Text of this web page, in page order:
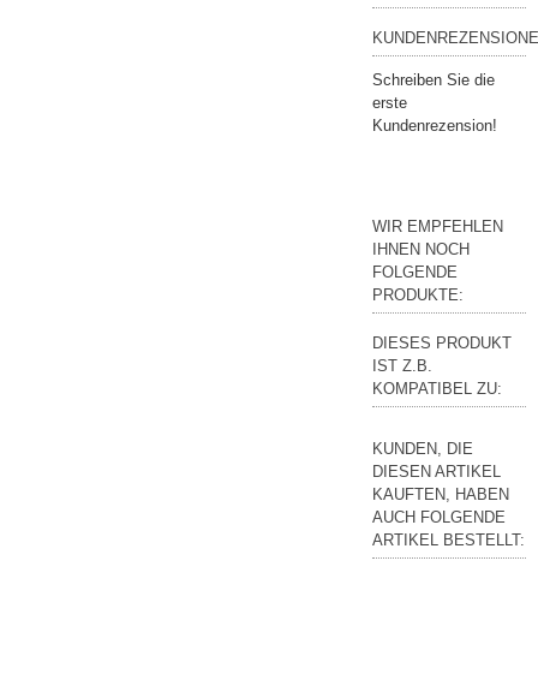
Schreiben Sie die
erste
Kundenrezension!
WIR EMPFEHLEN
IHNEN NOCH
FOLGENDE
PRODUKTE:
DIESES PRODUKT
IST Z.B.
KOMPATIBEL ZU:
KUNDEN, DIE
DIESEN ARTIKEL
KAUFTEN, HABEN
AUCH FOLGENDE
ARTIKEL BESTELLT: